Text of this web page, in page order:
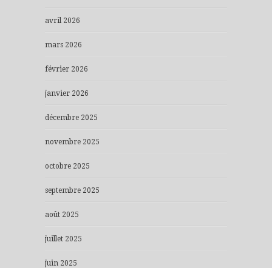
avril 2026
mars 2026
février 2026
janvier 2026
décembre 2025
novembre 2025
octobre 2025
septembre 2025
août 2025
juillet 2025
juin 2025